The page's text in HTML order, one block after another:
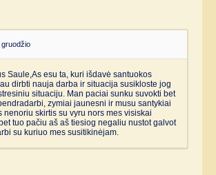
Saule,As esu ta, kuri išdavė santuokos
dirbti nauja darba ir situacija susikloste jog
situaciju. Man paciai sunku suvokti bet
zymiai jaunesni ir musu santykiai
nenoriu skirtis su vyru nors mes visiskai
tuo pačiu aš aš tiesiog negaliu nustot galvot
su kuriuo mes susitikinėjam.